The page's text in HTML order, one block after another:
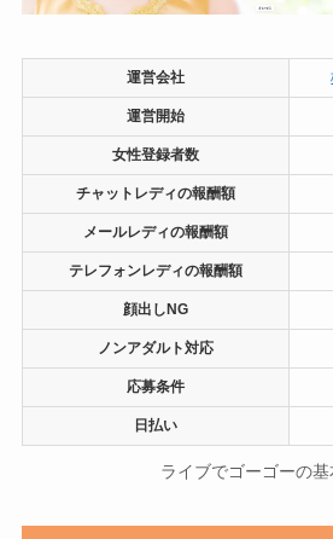
運営会社
運営開始
女性登録者数
チャットレディの報酬額
メールレディの報酬額
テレフォンレディの報酬額
顔出しNG
ノンアダルト対応
応募条件
日払い
ライブでゴーゴーの基